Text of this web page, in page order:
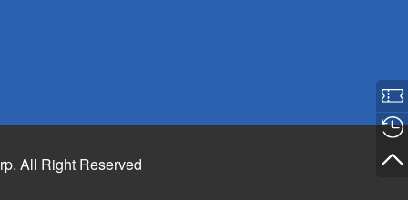
All Right Reserved